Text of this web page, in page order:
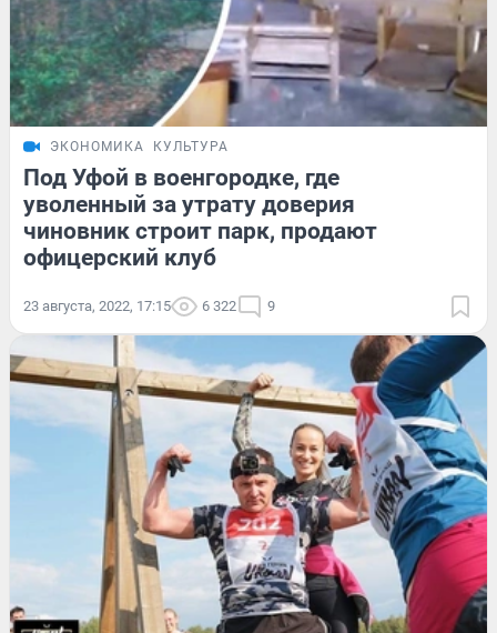
ЭКОНОМИКА КУЛЬТУРА
Под Уфой в военгородке, где
уволенный за утрату доверия
чиновник строит парк, продают
офицерский клуб
23 августа, 2022, 17:15 6 322 9